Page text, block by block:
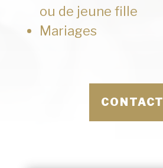
ou de jeune fille
Mariages
CONTACT